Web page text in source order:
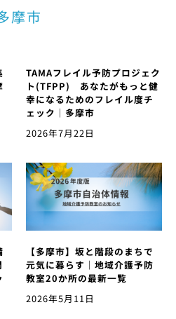
摩市
TAMAフレイル予防プロジェク
ト(TFPP) あなたがもっと健
幸になるためのフレイル度チ
ェック｜多摩市
2026年7月22日
【多摩市】坂と階段のまちで
元気に暮らす｜地域介護予防
教室20か所の最新一覧
2026年5月11日